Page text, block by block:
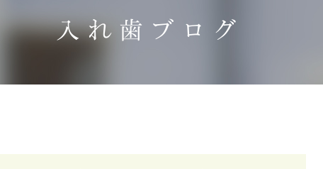
れ歯の種類 入れ歯治療の流れ
入れ歯ブログ